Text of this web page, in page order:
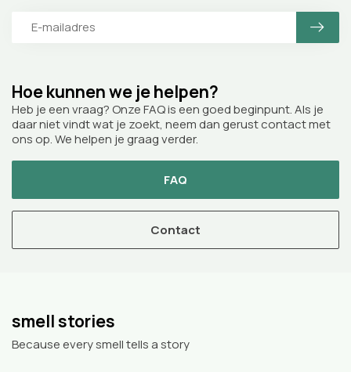
Hoe kunnen we je helpen?
Heb je een vraag? Onze FAQ is een goed beginpunt. Als je
daar niet vindt wat je zoekt, neem dan gerust contact met
ons op. We helpen je graag verder.
FAQ
Contact
smell stories
Because every smell tells a story